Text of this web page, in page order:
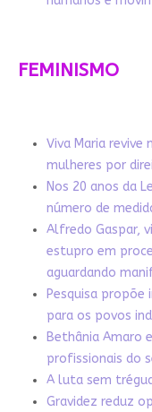
FEMINISMO
Viva Maria
mulheres por
Nos 20 anos da
número de
Alfredo Gaspar,
estupro em
aguardando
Pesquisa propõe
para os povos
Bethânia Amaro
profissionais do
A luta sem
Gravidez reduz